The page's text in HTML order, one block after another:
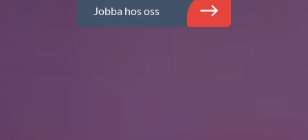
Jobba hos oss